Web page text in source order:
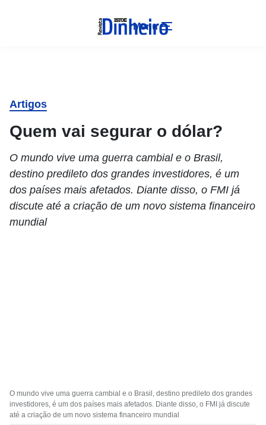
Menu
Artigos
Quem vai segurar o dólar?
O mundo vive uma guerra cambial e o Brasil,
destino predileto dos grandes investidores, é um
dos países mais afetados. Diante disso, o FMI já
discute até a criação de um novo sistema financeiro
mundial
O mundo vive uma guerra cambial e o Brasil, destino predileto dos grandes
investidores, é um dos países mais afetados. Diante disso, o FMI já discute
até a criação de um novo sistema financeiro mundial